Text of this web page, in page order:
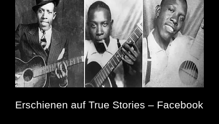
Erschienen auf True Stories – Facebook